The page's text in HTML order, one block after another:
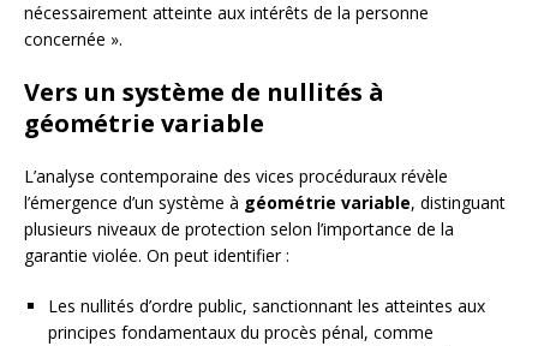
nécessairement atteinte aux intérêts de la personne
concernée ».
Vers un système de nullités à
géométrie variable
L’analyse contemporaine des vices procéduraux révèle
l’émergence d’un système à géométrie variable, distinguant
plusieurs niveaux de protection selon l’importance de la
garantie violée. On peut identifier :
Les nullités d’ordre public, sanctionnant les atteintes aux
principes fondamentaux du procès pénal, comme